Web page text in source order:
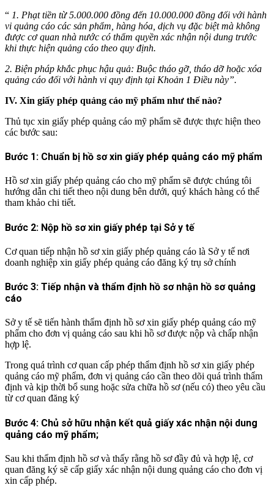
“ 1. Phạt tiền từ 5.000.000 đồng đến 10.000.000 đồng đối với hành
vi quảng cáo các sản phẩm, hàng hóa, dịch vụ đặc biệt mà không
được cơ quan nhà nước có thẩm quyền xác nhận nội dung trước
khi thực hiện quảng cáo theo quy định.
2. Biện pháp khắc phục hậu quả: Buộc tháo gỡ, tháo dỡ hoặc xóa
quảng cáo đối với hành vi quy định tại Khoản 1 Điều này”.
IV. Xin giấy phép quảng cáo mỹ phẩm như thế nào?
Thủ tục xin giấy phép quảng cáo mỹ phẩm sẽ được thực hiện theo
các bước sau:
Bước 1: Chuẩn bị hồ sơ xin giấy phép quảng cáo mỹ phẩm
Hồ sơ xin giấy phép quảng cáo cho mỹ phẩm sẽ được chúng tôi
hướng dẫn chi tiết theo nội dung bên dưới, quý khách hàng có thể
tham khảo chi tiết.
Bước 2: Nộp hồ sơ xin giấy phép tại Sở y tế
Cơ quan tiếp nhận hồ sơ xin giấy phép quảng cáo là Sở y tế nơi
doanh nghiệp xin giấy phép quảng cáo đăng ký trụ sở chính
Bước 3: Tiếp nhận và thẩm định hồ sơ nhận hồ sơ quảng
cáo
Sở y tế sẽ tiến hành thẩm định hồ sơ xin giấy phép quảng cáo mỹ
phẩm cho đơn vị quảng cáo sau khi hồ sơ được nộp và chấp nhận
hợp lệ.
Trong quá trình cơ quan cấp phép thẩm định hồ sơ xin giấy phép
quảng cáo mỹ phẩm, đơn vị quảng cáo cần theo dõi quá trình thẩm
định và kịp thời bổ sung hoặc sửa chữa hồ sơ (nếu có) theo yêu cầu
từ cơ quan đăng ký
Bước 4: Chủ sở hữu nhận kết quả giấy xác nhận nội dung
quảng cáo mỹ phẩm;
Sau khi thẩm định hồ sơ và thấy rằng hồ sơ đầy đủ và hợp lệ, cơ
quan đăng ký sẽ cấp giấy xác nhận nội dung quảng cáo cho đơn vị
xin cấp phép.